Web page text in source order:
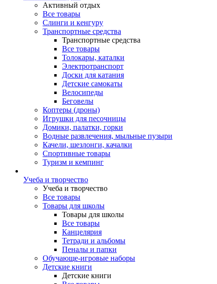
Активный отдых
Все товары
Слинги и кенгуру
Транспортные средства
Транспортные средства
Все товары
Толокары, каталки
Электротранспорт
Доски для катания
Детские самокаты
Велосипеды
Беговелы
Коптеры (дроны)
Игрушки для песочницы
Домики, палатки, горки
Водные развлечения, мыльные пузыри
Качели, шезлонги, качалки
Спортивные товары
Туризм и кемпинг
Учеба и творчество
Учеба и творчество
Все товары
Товары для школы
Товары для школы
Все товары
Канцелярия
Тетради и альбомы
Пеналы и папки
Обучающе-игровые наборы
Детские книги
Детские книги